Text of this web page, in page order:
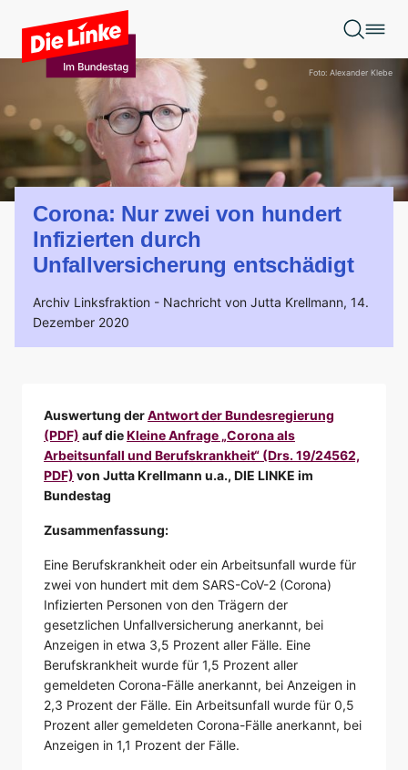
Zum Hauptinhalt springen
Foto: Alexander Klebe
Corona: Nur zwei von hundert
Infizierten durch
Unfallversicherung entschädigt
Archiv Linksfraktion - Nachricht von Jutta Krellmann, 14.
Dezember 2020
Auswertung derAntwort der Bundesregierung
(PDF) auf dieKleine Anfrage „Corona als
Arbeitsunfall und Berufskrankheit“ (Drs. 19/24562,
PDF) von Jutta Krellmann u.a., DIE LINKE im
Bundestag
Zusammenfassung:
Eine Berufskrankheit oder ein Arbeitsunfall wurde für
zwei von hundert mit dem SARS-CoV-2 (Corona)
Infizierten Personen von den Trägern der
gesetzlichen Unfallversicherung anerkannt, bei
Anzeigen in etwa 3,5 Prozent aller Fälle. Eine
Berufskrankheit wurde für 1,5 Prozent aller
gemeldeten Corona-Fälle anerkannt, bei Anzeigen in
2,3 Prozent der Fälle. Ein Arbeitsunfall wurde für 0,5
Prozent aller gemeldeten Corona-Fälle anerkannt, bei
Anzeigen in 1,1 Prozent der Fälle.